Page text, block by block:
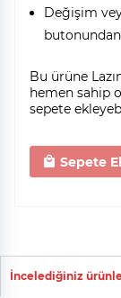
Değişim
butonundan
Bu ürüne
hemen sahip
sepete
Sepete
İncelediğiniz